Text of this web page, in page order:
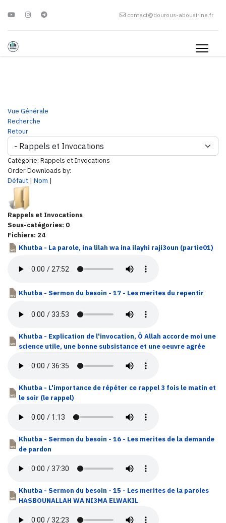
contact@dourous-abousirine.fr
Vue Générale
Recherche
Retour
Catégorie: Rappels et Invocations
Order Downloads by:
Défaut | Nom |
Rappels et Invocations
Sous-catégories: 0
Fichiers: 24
Khutba - La parole, ina lilah wa ina ilayhi raji3oun (partie01)
Khutba - Sermon du besoin - 17 - Les merites du repentir
Khutba - Explication de l'invocation, Ö Allah accorde moi une
science utile, une bonne subsistance et une oeuvre agrée
Khutba - L'importance de répéter ce rappel 3 fois le matin et
le soir (le rappel)
Khutba - Sermon du besoin - 16 - Les merites de la demande
de pardon
Khutba - Sermon du besoin - 15 - Les merites de la paroles
HASBOUNALLAH WA NI3MA ELWAKIL